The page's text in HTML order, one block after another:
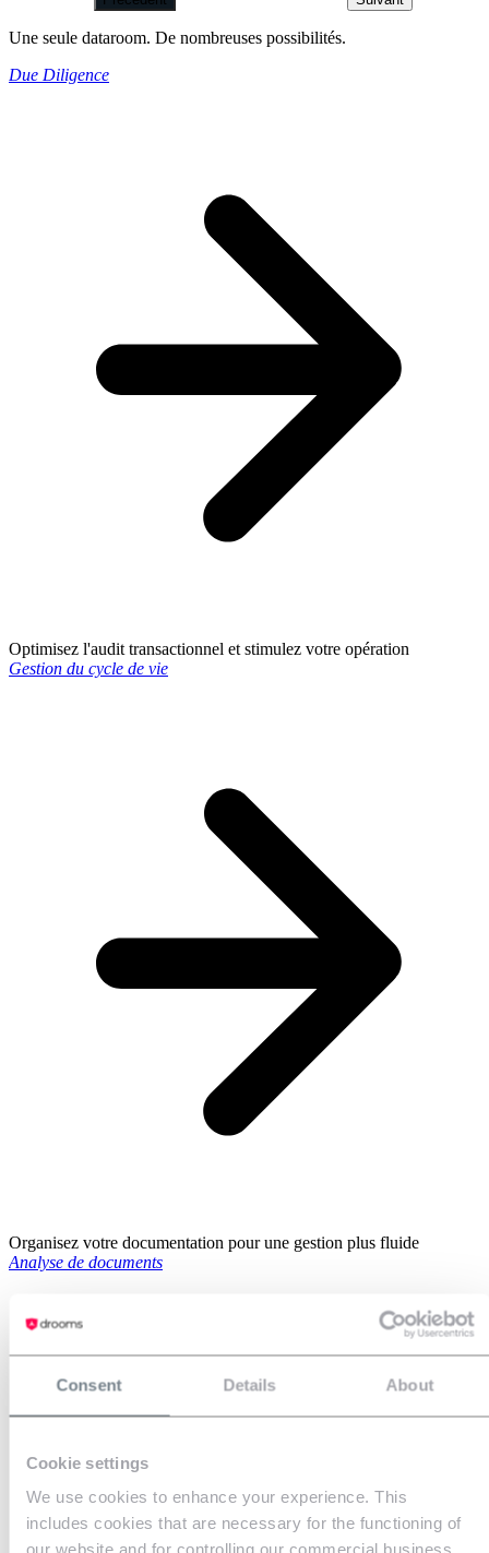
Consent Details About
Cookie settings
We use cookies to enhance your experience. This
includes cookies that are necessary for the functioning of
our website and for controlling our commercial business
Une seule dataroom. De nombreuses possibilités.
Due Diligence
Optimisez l'audit transactionnel et stimulez votre opération
Gestion du cycle de vie
Organisez votre documentation pour une gestion plus fluide
Analyse de documents